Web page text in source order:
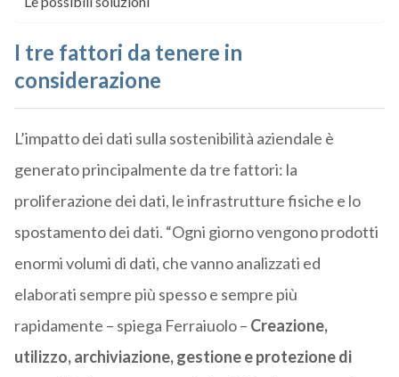
I tre fattori da tenere in
considerazione
L’impatto dei dati sulla sostenibilità aziendale è
generato principalmente da tre fattori: la
proliferazione dei dati, le infrastrutture fisiche e lo
spostamento dei dati. “Ogni giorno vengono prodotti
enormi volumi di dati, che vanno analizzati ed
elaborati sempre più spesso e sempre più
rapidamente – spiega Ferraiuolo – Creazione,
utilizzo, archiviazione, gestione e protezione di